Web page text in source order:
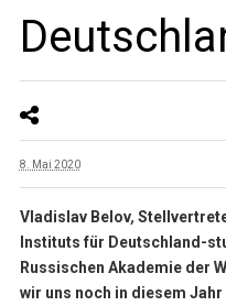
8. Mai 2020
Vladislav Belov,
Instituts für Deutschland-
Russischen Akademie der
wir uns noch in diesem